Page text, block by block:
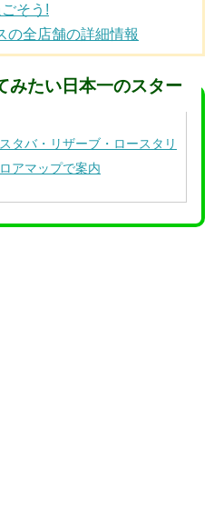
そう!
の全店舗の詳細情報
たい日本一のスター
タバ・リザーブ・ロースタリ
アマップで案内